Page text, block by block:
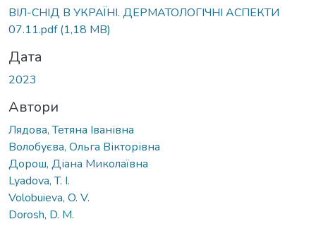
ВІЛ-СНІД В УКРАЇНІ. ДЕРМАТОЛОГІЧНІ АСПЕКТИ
07.11.pdf(1,18 MB)
Дата
2023
Автори
Лядова, Тетяна Іванівна
Волобуєва, Ольга Вікторівна
Дорош, Діана Миколаївна
Lyadova, T. I.
Volobuieva, O. V.
Dorosh, D. M.